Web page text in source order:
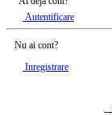
Autentificare
Nu ai cont?
Inregistrare